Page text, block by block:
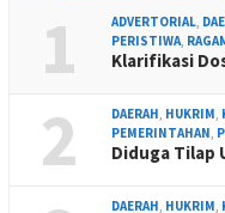
1 ADVERTORIAL
PERISTIWA
Klarifikasi
2 DAERAH HUKRIM
PEMERINTAHAN
Diduga Tilap
DAERAH HUKRIM